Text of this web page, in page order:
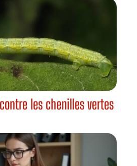
les chenilles vertes